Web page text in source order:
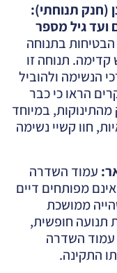
(חנק תנוחתי):
ועד גיל מספר
בתנוחה
תנוחה זו
הנשימה ולהוביל
הראו כי כבר
דקות, חלק מהתינוקות, במיוחד
חוו קשיי נשימה
: עמוד השדרה
מפותחים דיים
ממושכת
תנועה חופשית,
עמוד השדרה
התקינה.